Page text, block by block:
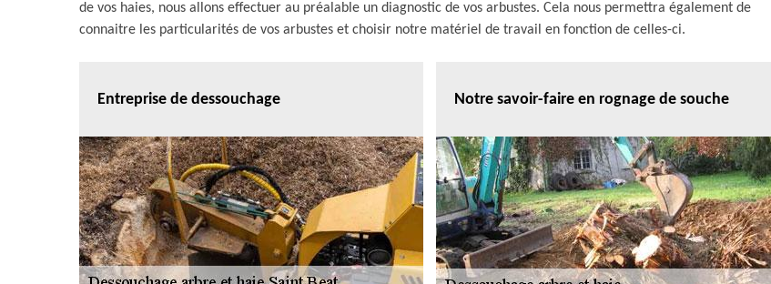
de vos haies, nous allons effectuer au préalable un diagnostic de vos arbustes. Cela nous permettra également de
connaitre les particularités de vos arbustes et choisir notre matériel de travail en fonction de celles-ci.
Entreprise de dessouchage Notre savoir-faire en rognage de souche